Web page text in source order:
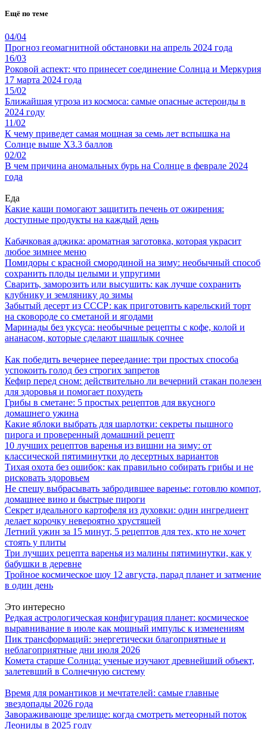
Ещё по теме
04/04
Прогноз геомагнитной обстановки на апрель 2024 года
16/03
Роковой аспект: что принесет соединение Солнца и Меркурия
17 марта 2024 года
15/02
Ближайшая угроза из космоса: самые опасные астероиды в
2024 году
11/02
К чему приведет самая мощная за семь лет вспышка на
Солнце выше X3.3 баллов
02/02
В чем причина аномальных бурь на Солнце в феврале 2024
года
Еда
Какие каши помогают защитить печень от ожирения:
доступные продукты на каждый день
Кабачковая аджика: ароматная заготовка, которая украсит
любое зимнее меню
Помидоры с красной смородиной на зиму: необычный способ
сохранить плоды целыми и упругими
Сварить, заморозить или высушить: как лучше сохранить
клубнику и землянику до зимы
Забытый десерт из СССР: как приготовить карельский торт
на сковороде со сметаной и ягодами
Маринады без уксуса: необычные рецепты с кофе, колой и
ананасом, которые сделают шашлык сочнее
Как победить вечернее переедание: три простых способа
успокоить голод без строгих запретов
Кефир перед сном: действительно ли вечерний стакан полезен
для здоровья и помогает похудеть
Грибы в сметане: 5 простых рецептов для вкусного
домашнего ужина
Какие яблоки выбрать для шарлотки: секреты пышного
пирога и проверенный домашний рецепт
10 лучших рецептов варенья из вишни на зиму: от
классической пятиминутки до десертных вариантов
Тихая охота без ошибок: как правильно собирать грибы и не
рисковать здоровьем
Не спешу выбрасывать забродившее варенье: готовлю компот,
домашнее вино и быстрые пироги
Секрет идеального картофеля из духовки: один ингредиент
делает корочку невероятно хрустящей
Летний ужин за 15 минут, 5 рецептов для тех, кто не хочет
стоять у плиты
Три лучших рецепта варенья из малины пятиминутки, как у
бабушки в деревне
Тройное космическое шоу 12 августа, парад планет и затмение
в один день
Это интересно
Редкая астрологическая конфигурация планет: космическое
выравнивание в июле как мощный импульс к изменениям
Пик трансформаций: энергетически благоприятные и
неблагоприятные дни июля 2026
Комета старше Солнца: ученые изучают древнейший объект,
залетевший в Солнечную систему
Время для романтиков и мечтателей: самые главные
звездопады 2026 года
Завораживающе зрелище: когда смотреть метеорный поток
Леониды в 2025 году